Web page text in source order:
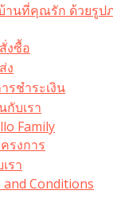
านที่คุณรัก ด้วยรู
งซื้อ
ง
รชำระเงิน
กับเรา
Family
รงการ
รา
and Conditions